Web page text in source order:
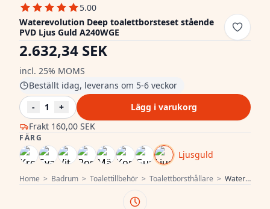
Home > Badrum > Toalettillbehör > Toalettborsthållare > Waterevolution Deep toalettborsteset stående PVD Ljus Guld A240WGE
5.00
Waterevolution Deep toalettborsteset stående
PVD Ljus Guld A240WGE
2.632,34 SEK
incl. 25% MOMS
Frakt 160,00 SEK
Beställt idag, leverans om 5-6 veckor
-
1 + Lägg i varukorg
FÄRG
Ljusguld